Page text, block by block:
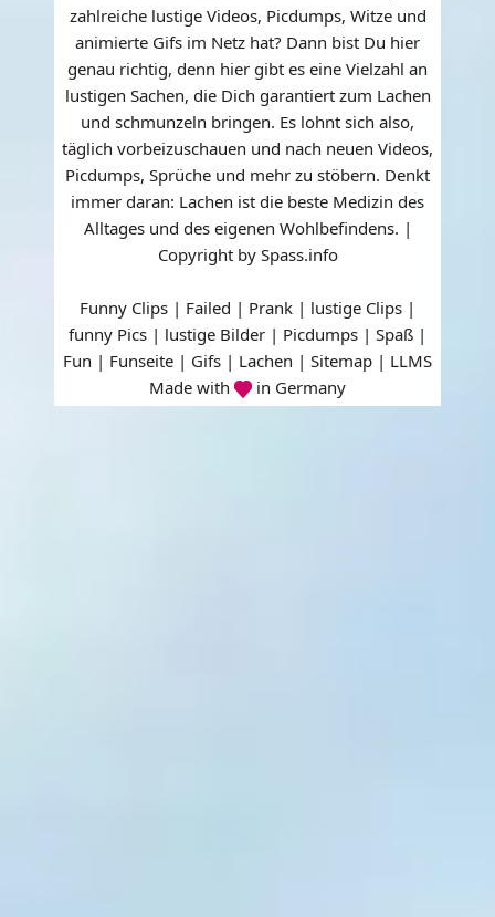
zahlreiche lustige Videos, Picdumps, Witze und
animierte Gifs im Netz hat? Dann bist Du hier
genau richtig, denn hier gibt es eine Vielzahl an
lustigen Sachen, die Dich garantiert zum Lachen
und schmunzeln bringen. Es lohnt sich also,
täglich vorbeizuschauen und nach neuen Videos,
Picdumps, Sprüche und mehr zu stöbern. Denkt
immer daran: Lachen ist die beste Medizin des
Alltages und des eigenen Wohlbefindens. |
Copyright by Spass.info
Funny Clips | Failed | Prank | lustige Clips |
funny Pics | lustige Bilder | Picdumps | Spaß |
Fun | Funseite | Gifs | Lachen | Sitemap | LLMS
Made with
in Germany